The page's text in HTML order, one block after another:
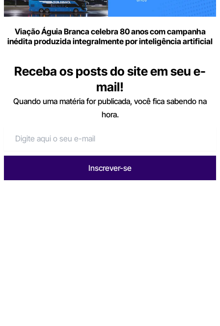
Viação Águia Branca celebra 80 anos com campanha
inédita produzida integralmente por inteligência artificial
Receba os posts do site em seu e-
mail!
Quando uma matéria for publicada, você fica sabendo na
hora.
Inscrever-se